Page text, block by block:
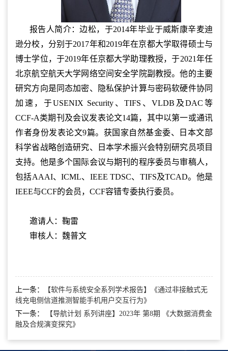
报告人简介：边松，于2014年毕业于威斯康辛麦迪
逊分校，分别于2017年和2019年在京都大学取得硕士与
博士学位，于2019年任京都大学助理教授，于2021年任
北京航空航天大学网络空间安全学院副教授。他的主要
研究方向是同态加密、隐私保护计算与密码软硬件协同
加速，于USENIX Security、TIFS、VLDB及DAC等
CCF-A类期刊及会议发表论文14篇，其中以第一或通讯
作者身份发表论文9篇。获国家自然基金委、日本文部
科学省战略创造研究、日本学术振兴会特别研究员项目
支持。他是多个国际会议与期刊的程序委员与审稿人，
包括AAAI、ICML、IEEE TDSC、TIFS及TCAD。他是
IEEE与CCF的会员，CCF容错专委执行委员。
邀请人：鞠雷
审核人：魏普文
上一条：
【软件与系统安全系列学术报告】《通过非接触式无
线充电侧信道推测智能手机用户交互行为》
下一条：
【导航计划 系列讲座】2023年 第8期 《大数据消费金
融及合规演变探究》